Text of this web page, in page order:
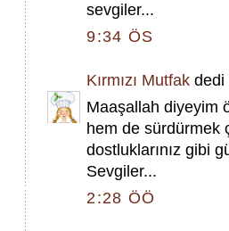
sevgiler...
9:34 ÖS
Kırmızı Mutfak dedi
Maaşallah diyeyim
hem de sürdürmek
dostluklarınız gibi
Sevgiler...
2:28 ÖÖ